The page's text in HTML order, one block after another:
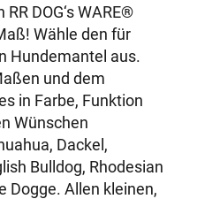
DOG‘s WARE®
Wähle den für
Hundemantel aus.
und dem
in Farbe, Funktion
Wünschen
Dackel,
Bulldog, Rhodesian
Dogge. Allen kleinen,